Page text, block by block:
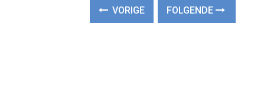
VORIGE FOLGENDE